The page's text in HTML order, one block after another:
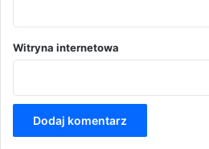
Witryna internetowa